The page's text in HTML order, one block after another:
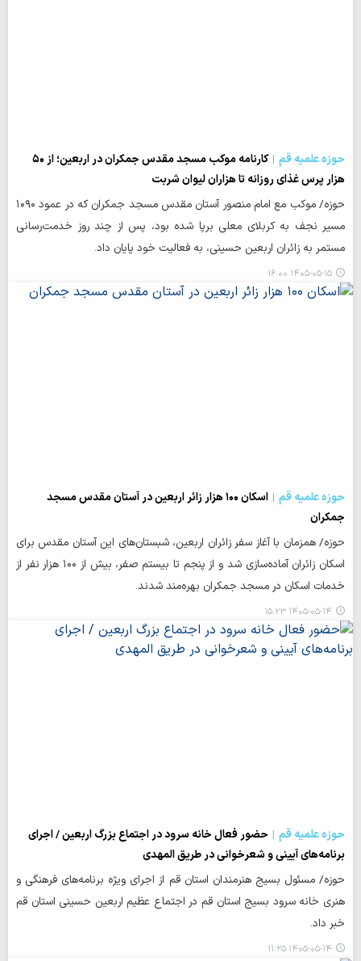
حوزه علمیه قم
کارنامه موکب مسجد مقدس جمکران در اربعین؛ از ۵۰
هزار پرس غذای روزانه تا هزاران لیوان شربت
حوزه/ موکب مع امام منصور آستان مقدس مسجد جمکران که در عمود ۱۰۹۰
مسیر نجف به کربلای معلی برپا شده بود، پس از چند روز خدمت‌رسانی
مستمر به زائران اربعین حسینی، به فعالیت خود پایان داد.
۱۴۰۵-۰۵-۱۵ ۱۶:۰۰
حوزه علمیه قم
اسکان ۱۰۰ هزار زائر اربعین در آستان مقدس مسجد
جمکران
حوزه/ همزمان با آغاز سفر زائران اربعین، شبستان‌های این آستان مقدس برای
اسکان زائران آماده‌سازی شد و از پنجم تا بیستم صفر، بیش از ۱۰۰ هزار نفر از
خدمات اسکان در مسجد جمکران بهره‌مند شدند.
۱۴۰۵-۰۵-۱۴ ۱۵:۲۳
حوزه علمیه قم
حضور فعال خانه سرود در اجتماع بزرگ اربعین / اجرای
برنامه‌های آیینی و شعرخوانی در طریق المهدی
حوزه/ مسئول بسیج هنرمندان استان قم از اجرای ویژه برنامه‌های فرهنگی و
هنری خانه سرود بسیج استان قم در اجتماع عظیم اربعین حسینی استان قم
خبر داد.
۱۴۰۵-۰۵-۱۴ ۱۱:۲۵